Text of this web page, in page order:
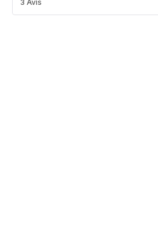
Avis
4
3 Avis